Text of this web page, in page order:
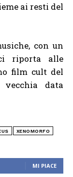
MI PIACE
ai resti del
con un
riporta alle
film cult del
data
XENOMORFO